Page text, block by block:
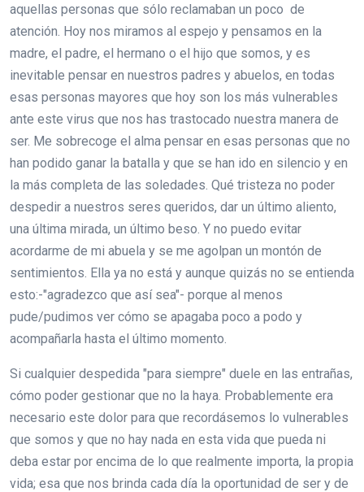
aquellas personas que sólo reclamaban un poco de
atención. Hoy nos miramos al espejo y pensamos en la
madre, el padre, el hermano o el hijo que somos, y es
inevitable pensar en nuestros padres y abuelos, en todas
esas personas mayores que hoy son los más vulnerables
ante este virus que nos has trastocado nuestra manera de
ser. Me sobrecoge el alma pensar en esas personas que no
han podido ganar la batalla y que se han ido en silencio y en
la más completa de las soledades. Qué tristeza no poder
despedir a nuestros seres queridos, dar un último aliento,
una última mirada, un último beso. Y no puedo evitar
acordarme de mi abuela y se me agolpan un montón de
sentimientos. Ella ya no está y aunque quizás no se entienda
esto:-"agradezco que así sea"- porque al menos
pude/pudimos ver cómo se apagaba poco a podo y
acompañarla hasta el último momento.
Si cualquier despedida "para siempre" duele en las entrañas,
cómo poder gestionar que no la haya. Probablemente era
necesario este dolor para que recordásemos lo vulnerables
que somos y que no hay nada en esta vida que pueda ni
deba estar por encima de lo que realmente importa, la propia
vida; esa que nos brinda cada día la oportunidad de ser y de